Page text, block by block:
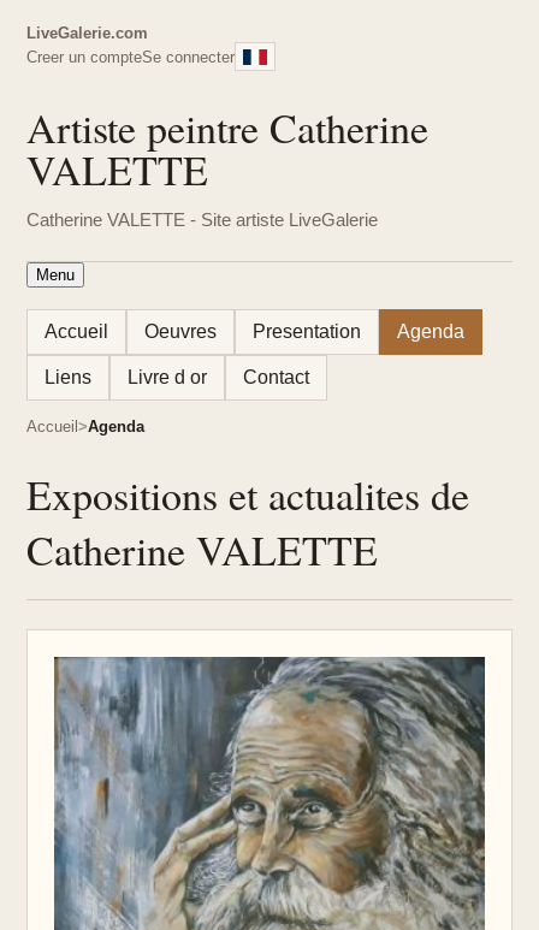
LiveGalerie.com
Creer un compteSe connecter
Artiste peintre Catherine
VALETTE
Catherine VALETTE - Site artiste LiveGalerie
Menu
Accueil Oeuvres Presentation Agenda
Liens Livre d or Contact
Accueil Agenda
Expositions et actualites de
Catherine VALETTE